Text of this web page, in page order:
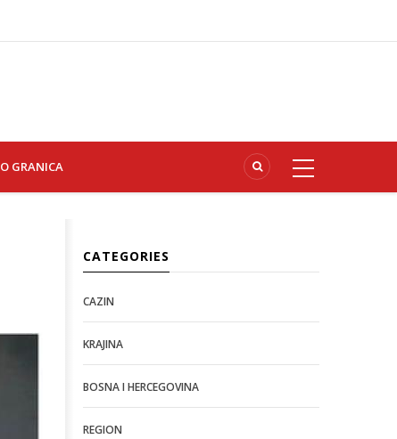
GRANICA
CATEGORIES
CAZIN
KRAJINA
BOSNA I HERCEGOVINA
REGION